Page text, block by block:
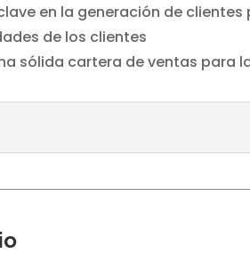
en la generación de
de los clientes
sólida cartera de ventas para